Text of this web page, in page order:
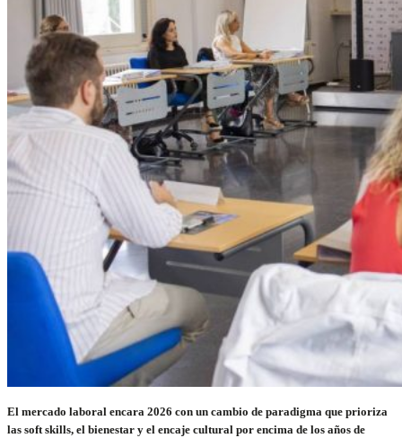
El mercado laboral encara 2026 con un cambio de paradigma que prioriza
las soft skills, el bienestar y el encaje cultural por encima de los años de